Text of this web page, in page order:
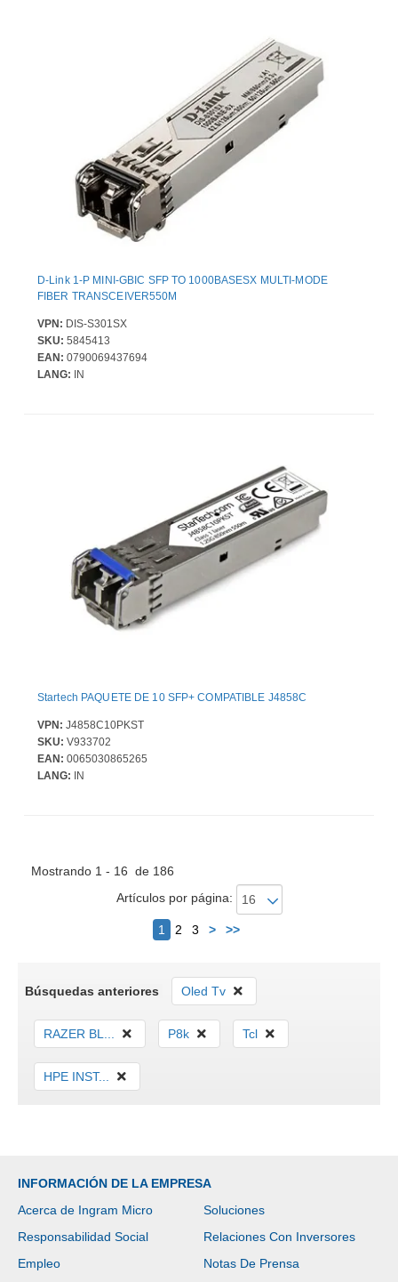
D-Link 1-P MINI-GBIC SFP TO 1000BASESX MULTI-MODE
FIBER TRANSCEIVER550M
VPN: DIS-S301SX
SKU: 5845413
EAN: 0790069437694
LANG: IN
Startech PAQUETE DE 10 SFP+ COMPATIBLE J4858C
VPN: J4858C10PKST
SKU: V933702
EAN: 0065030865265
LANG: IN
Mostrando 1 - 16 de 186
Artículos por página:
1 2 3 > >>Siguiente
Búsquedas anteriores Oled Tv
RAZER BL... P8k Tcl
HPE INST...
INFORMACIÓN DE LA EMPRESA
Acerca de Ingram Micro
Soluciones
Responsabilidad Social
Relaciones Con Inversores
Empleo
Notas De Prensa